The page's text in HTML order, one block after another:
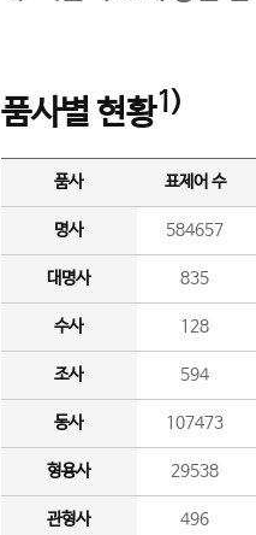
품사별 현황1)
품사 표제어 수
명사 584657
대명사 835
수사 128
조사 594
동사 107473
형용사 29538
관형사 496